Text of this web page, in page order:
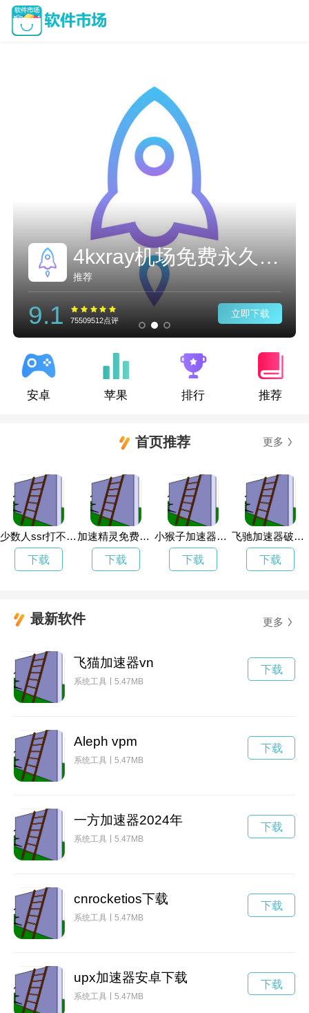
4kxray机场免费永久加速
推荐
9.1 75509512点评
立即下载
安卓 苹果 排行 推荐
首页推荐 更多
少数人ssr打不开了
下载
加速精灵免费试用
下载
小猴子加速器vps
下载
飞驰加速器破解版
下载
最新软件 更多
飞猫加速器vn
系统工具 5.47MB
下载
Aleph vpm
系统工具 5.47MB
下载
一方加速器2024年
系统工具 5.47MB
下载
cnrocketios下载
系统工具 5.47MB
下载
upx加速器安卓下载
系统工具 5.47MB
下载